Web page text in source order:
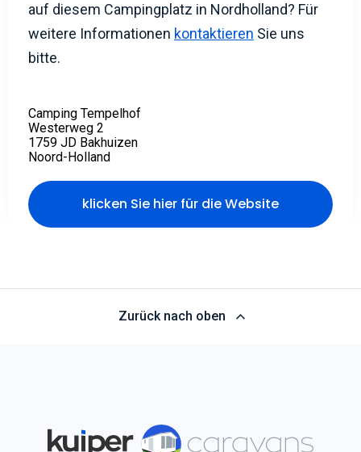
auf diesem Campingplatz in Nordholland? Für
weitere Informationen kontaktieren Sie uns
bitte.
Camping Tempelhof
Westerweg 2
1759 JD Bakhuizen
Noord-Holland
klicken Sie hier für die Website
Zurück nach oben